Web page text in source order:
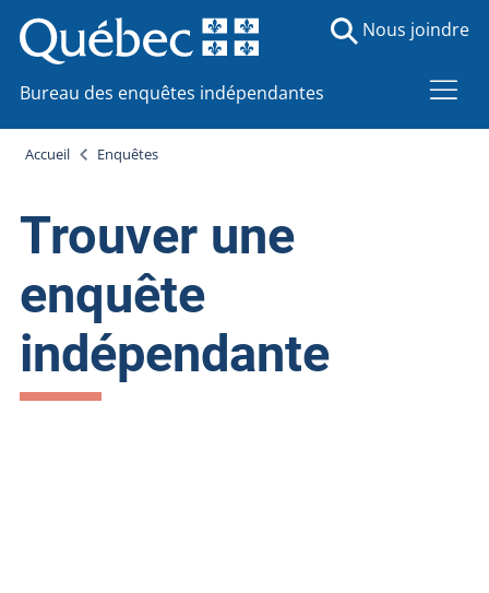
Bureau des enquêtes indépendantes
Nous joindre
Accueil Enquêtes
Trouver une
enquête
indépendante